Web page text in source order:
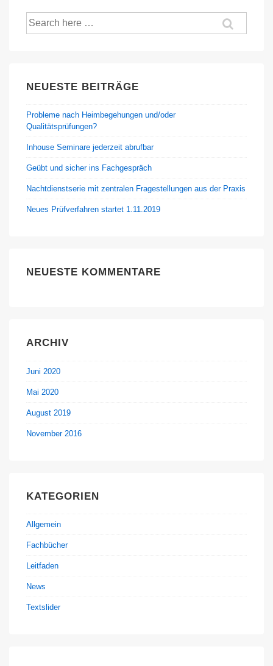
Suche
nach:
NEUESTE BEITRÄGE
Probleme nach Heimbegehungen und/oder
Qualitätsprüfungen?
Inhouse Seminare jederzeit abrufbar
Geübt und sicher ins Fachgespräch
Nachtdienstserie mit zentralen Fragestellungen aus der Praxis
Neues Prüfverfahren startet 1.11.2019
NEUESTE KOMMENTARE
ARCHIV
Juni 2020
Mai 2020
August 2019
November 2016
KATEGORIEN
Allgemein
Fachbücher
Leitfaden
News
Textslider